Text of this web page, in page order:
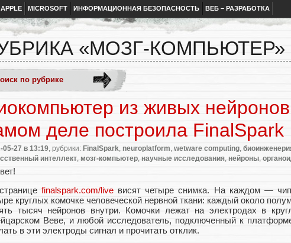
APPLE MICROSOFT ИНФОРМАЦИОННАЯ БЕЗОПАСНОСТЬ ВЕБ – РАЗРАБОТКА
«МОЗГ-КОМПЬЮТЕР»
из живых
деле построила FinalSpark
05-27 в 13:19 , рубрики: FinalSpark neuroplatform wetware computing
интеллект мозг-компьютер научные исследования нейроны
finalspark.com/live висят четыре снимка. На каждом —
круглых комочке человеческой нервной ткани: каждый около
тысяч нейронов внутри. Комочки лежат на электродах в
Веве, и любой исследователь, подключенный к
в эти электроды сигнал и прочитать отклик.